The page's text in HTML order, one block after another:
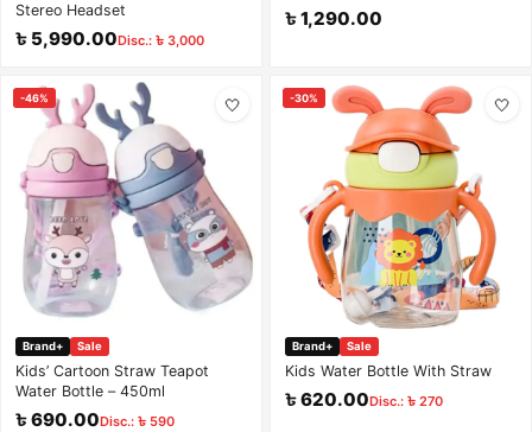
Stereo Headset
৳ 5,990.00Disc.: ৳ 3,000
৳ 1,290.00
-46% 🤍
Brand+ Sale
Kids’ Cartoon Straw Teapot
Water Bottle – 450ml
৳ 690.00Disc.: ৳ 590
-30% 🤍
Brand+ Sale
Kids Water Bottle With Straw
৳ 620.00Disc.: ৳ 270